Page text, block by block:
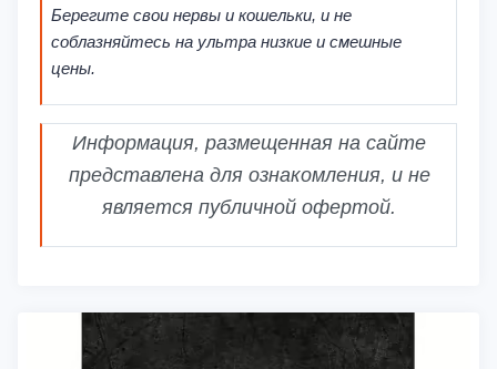
Берегите свои нервы и кошельки, и не
соблазняйтесь на ультра низкие и смешные
цены.
Информация, размещенная на сайте
представлена для ознакомления, и не
является публичной офертой.